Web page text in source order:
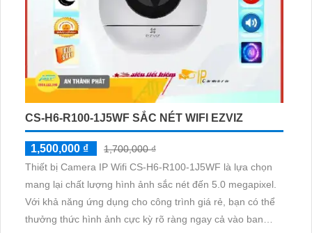
CS-H6-R100-1J5WF SẮC NÉT WIFI EZVIZ
1,500,000 ₫
1,700,000 ₫
Thiết bị Camera IP Wifi CS-H6-R100-1J5WF là lựa chọn
mang lại chất lượng hình ảnh sắc nét đến 5.0 megapixel.
Với khả năng ứng dụng cho công trình giá rẻ, bạn có thể
thưởng thức hình ảnh cực kỳ rõ ràng ngay cả vào ban